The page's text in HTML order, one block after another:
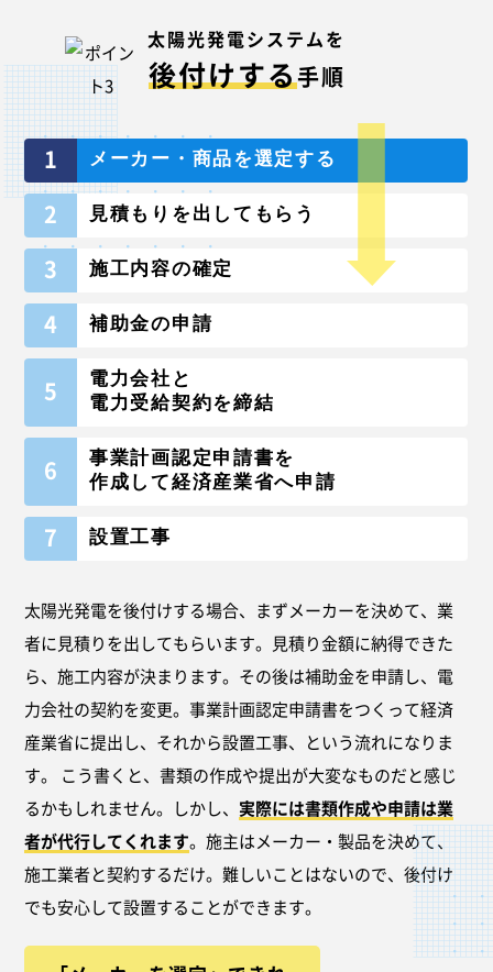
太陽光発電システムを
後付けする手順
1 メーカー・商品を選定する
2 見積もりを出してもらう
3 施工内容の確定
4 補助金の申請
5
電力会社と
電力受給契約を締結
6
事業計画認定申請書を
作成して経済産業省へ申請
7 設置工事
太陽光発電を後付けする場合、まずメーカーを決めて、業
者に見積りを出してもらいます。見積り金額に納得できた
ら、施工内容が決まります。その後は補助金を申請し、電
力会社の契約を変更。事業計画認定申請書をつくって経済
産業省に提出し、それから設置工事、という流れになりま
す。 こう書くと、書類の作成や提出が大変なものだと感じ
るかもしれません。しかし、 実際には書類作成や申請は業
者が代行してくれます。施主はメーカー・製品を決めて、
施工業者と契約するだけ。難しいことはないので、後付け
でも安心して設置することができます。